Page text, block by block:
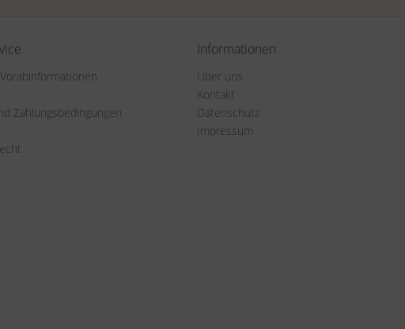
Zahlungsbedingungen
Informationen
Über uns
Kontakt
Datenschutz
Impressum